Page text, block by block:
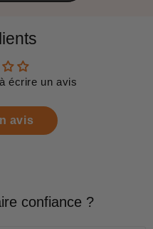
écrire un avis
avis
confiance ?